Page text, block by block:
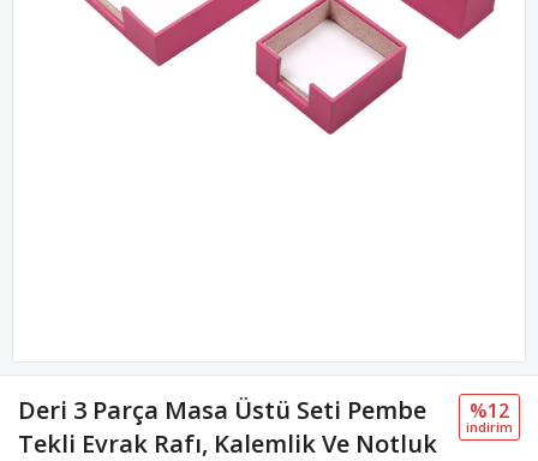
Deri 3 Parça Masa Üstü Seti Pembe
Tekli Evrak Rafı, Kalemlik Ve Notluk
%12
i̇ndi̇ri̇m